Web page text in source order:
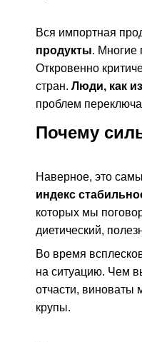
Вся импортная
продукты. Многие
Откровенно
стран. Люди, как
проблем
Почему
Наверное, это
индекс
которых мы
диетический,
Во время
на ситуацию. Чем
отчасти, виноваты
крупы.